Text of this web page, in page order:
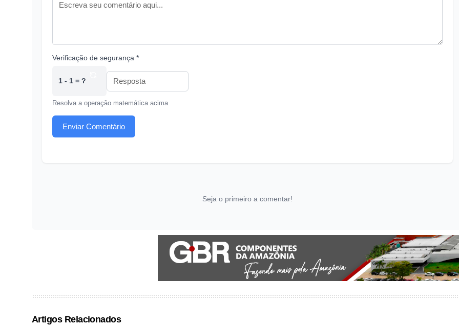
Verificação de segurança *
1 - 1 = ?
Resolva a operação matemática acima
Enviar Comentário
Seja o primeiro a comentar!
Artigos Relacionados